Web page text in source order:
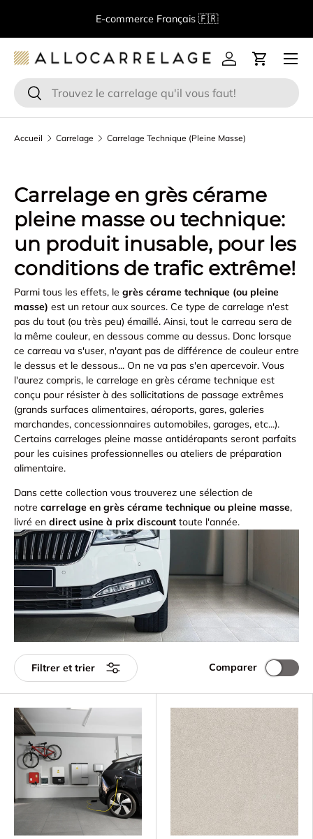
Aller au contenu
E-commerce Français 🇫🇷
Recherche
Rechercher
Se connecter
Panier
Menu
Accueil Carrelage Carrelage Technique (Pleine Masse)
Carrelage en grès cérame
pleine masse ou technique:
un produit inusable, pour les
conditions de trafic extrême!
Parmi tous les effets, le grès cérame technique (ou pleine
masse) est un retour aux sources. Ce type de carrelage n'est
pas du tout (ou très peu) émaillé. Ainsi, tout le carreau sera de
la même couleur, en dessous comme au dessus. Donc lorsque
ce carreau va s'user, n'ayant pas de différence de couleur entre
le dessus et le dessous... On ne va pas s'en apercevoir. Vous
l'aurez compris, le carrelage en grès cérame technique est
conçu pour résister à des sollicitations de passage extrêmes
(grands surfaces alimentaires, aéroports, gares, galeries
marchandes, concessionnaires automobiles, garages, etc...).
Certains carrelages pleine masse antidérapants seront parfaits
pour les cuisines professionnelles ou ateliers de préparation
alimentaire.
Dans cette collection vous trouverez une sélection de
notre carrelage en grès cérame technique ou pleine masse,
livré en direct usine à prix discount toute l'année.
Filtrer et trier Comparer